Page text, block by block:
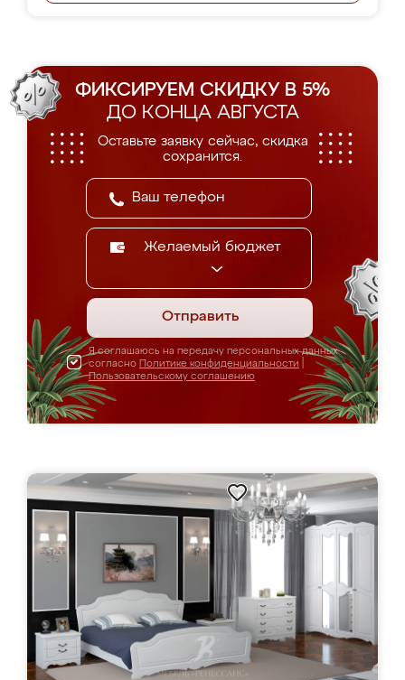
ФИКСИРУЕМ СКИДКУ В 5%
ДО КОНЦА АВГУСТА
Оставьте заявку сейчас, скидка
сохранится.
Желаемый бюджет
Отправить
Я соглашаюсь на передачу персональных данных
согласно Политике конфиденциальности
Пользовательскому соглашению